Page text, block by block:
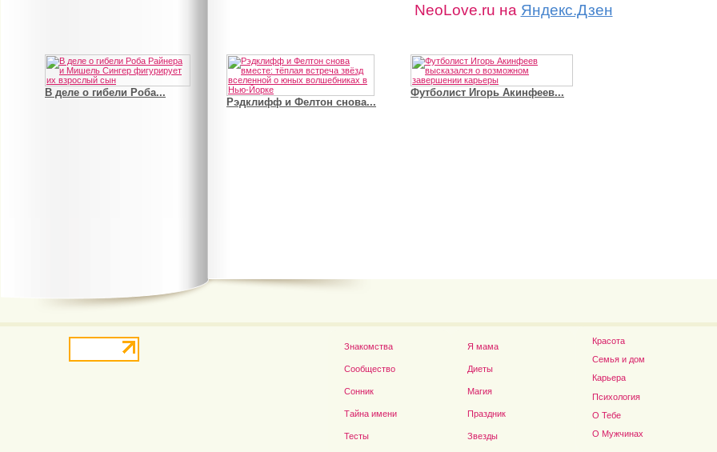
NeoLove.ru на Яндекс.Дзен
Владимир Путин
В деле о гибели Роба...
Рэдклифф и Фелтон снова...
Футболист Игорь Акинфеев...
Знакомства
Сообщество
Сонник
Тайна имени
Тесты
Я мама
Диеты
Магия
Праздник
Звезды
Красота
Семья и дом
Карьера
Психология
О Тебе
О Мужчинах